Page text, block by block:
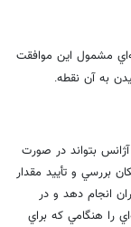
مشمول اين موافقت
به آن نقطه.
خواهد بود كه آژانس بتواند در صورت
بررسي و تأييد مقدار
انجام دهد و در
را هنگامي كه براي